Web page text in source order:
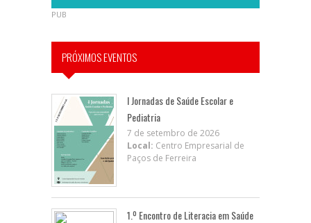
PUB
PRÓXIMOS EVENTOS
I Jornadas de Saúde Escolar e
Pediatria
7 de setembro de 2026
Local: Centro Empresarial de
Paços de Ferreira
1.º Encontro de Literacia em Saúde